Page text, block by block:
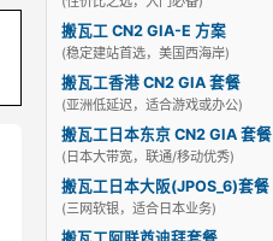
搬瓦工 CN2 GIA-E 方案
(稳定建站首选，美国西海岸)
搬瓦工香港 CN2 GIA 套餐
(亚洲低延迟，适合游戏或办公)
搬瓦工日本东京 CN2 GIA 套餐
(日本大带宽，联通/移动优秀)
搬瓦工日本大阪(JPOS_6)套餐
(三网软银，适合日本业务)